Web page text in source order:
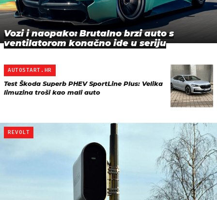
Vozi i naopako: Brutalno brzi auto s
ventilatorom konačno ide u seriju
AUTOSTART.HR
Test Škoda Superb PHEV SportLine Plus: Velika
limuzina troši kao mali auto
REVOLT